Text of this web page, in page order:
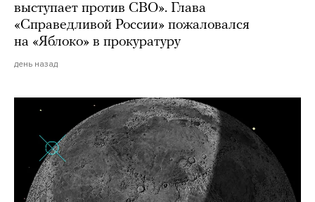
выступает против СВО». Глава
«Справедливой России» пожаловался
на «Яблоко» в прокуратуру
день назад